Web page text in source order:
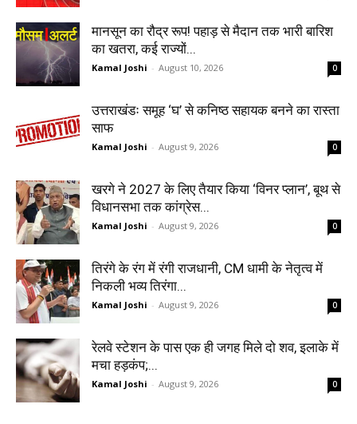
मानसून का रौद्र रूप! पहाड़ से मैदान तक भारी बारिश
का खतरा, कई राज्यों...
Kamal Joshi - August 10, 2026 0
उत्तराखंडः समूह ‘घ’ से कनिष्ठ सहायक बनने का रास्ता
साफ
Kamal Joshi - August 9, 2026 0
खरगे ने 2027 के लिए तैयार किया ‘विनर प्लान’, बूथ से
विधानसभा तक कांग्रेस...
Kamal Joshi - August 9, 2026 0
तिरंगे के रंग में रंगी राजधानी, CM धामी के नेतृत्व में
निकली भव्य तिरंगा...
Kamal Joshi - August 9, 2026 0
रेलवे स्टेशन के पास एक ही जगह मिले दो शव, इलाके में
मचा हड़कंप;...
Kamal Joshi - August 9, 2026 0